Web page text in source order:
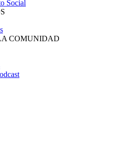
Social
COMUNIDAD